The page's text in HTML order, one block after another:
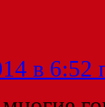
в 6:52